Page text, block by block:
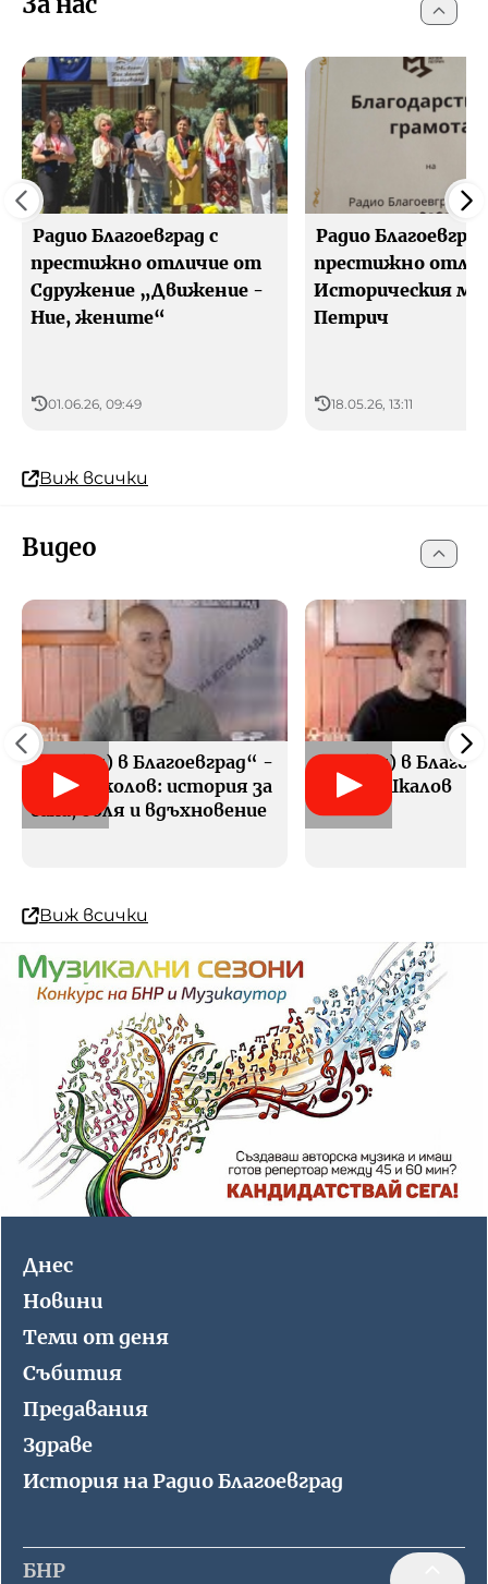
Радио Благоевград с
престижно отличие от
Сдружение „Движение -
Ние, жените“
01.06.26, 09:49
Радио
престижно
Историческия
Петрич
18.05.26, 13:11
Виж всички
Видео
„Ела (си) в Благоевград“ -
Асен Николов: история за
сила, воля и вдъхновение
„Ела (си) в
Любен Шкалов
Виж всички
Днес
Новини
Теми от деня
Събития
Предавания
Здраве
История на Радио Благоевград
БНР